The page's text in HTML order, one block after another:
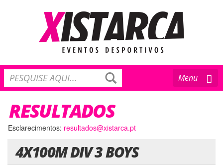
Toggle
navigation
Menu
RESULTADOS
Esclarecimentos: resultados@xistarca.pt
4X100M DIV 3 BOYS